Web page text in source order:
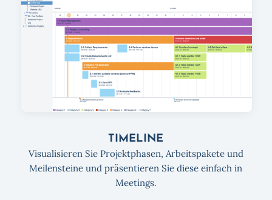
TIMELINE
Visualisieren Sie Projektphasen, Arbeitspakete und
Meilensteine und präsentieren Sie diese einfach in
Meetings.